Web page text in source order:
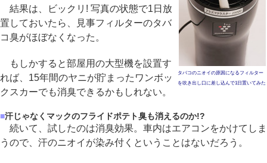
タバコのニオイの原因になるフィルター
を吹き出し口に差し込んで1日置いてみた
結果は、ビックリ! 写真の状態で1日放
置しておいたら、見事フィルターのタバ
コ臭がほぼなくなった。
もしかすると部屋用の大型機を設置す
れば、15年間のヤニが貯まったワンボッ
クスカーでも消臭できるかもしれない。
■汗じゃなくマックのフライドポテト臭も消えるのか!?
続いて、試したのは消臭効果。車内はエアコンをかけてしま
うので、汗のニオイが染み付くということはないだろう。